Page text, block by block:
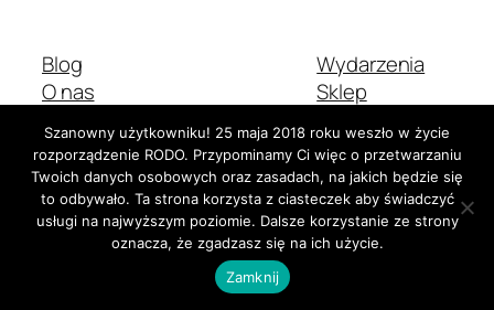
Blog
O nas
Autorzy
Wydarzenia
Sklep
Motywy
Dwadzieścia Dwadzieścia-Pięć Stworzone zWordPress
Szanowny użytkowniku! 25 maja 2018 roku weszło w życie
rozporządzenie RODO. Przypominamy Ci więc o przetwarzaniu
Twoich danych osobowych oraz zasadach, na jakich będzie się
to odbywało. Ta strona korzysta z ciasteczek aby świadczyć
usługi na najwyższym poziomie. Dalsze korzystanie ze strony
oznacza, że zgadzasz się na ich użycie.
Zamknij